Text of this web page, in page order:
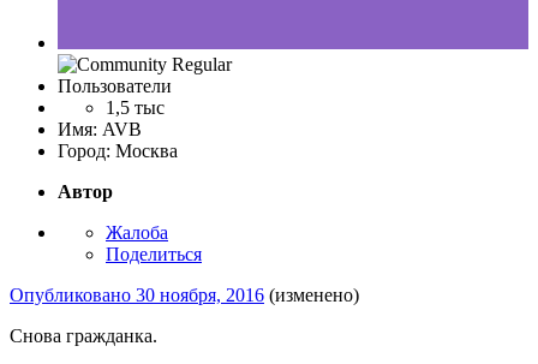
Пользователи
1,5 тыс
Имя: AVB
Город: Москва
Автор
Жалоба
Поделиться
Опубликовано 30 ноября, 2016 (изменено)
Снова гражданка.